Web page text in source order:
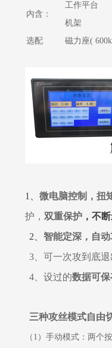
内含：
工作平台
机架
选配
磁力座(
1 微电脑控制，扭
护， 双重保护 ，不
2
智能定深，自
3 、可一次攻到底
4 、设过的数据可保
三种攻丝模式自由
（1）手动模式：两个